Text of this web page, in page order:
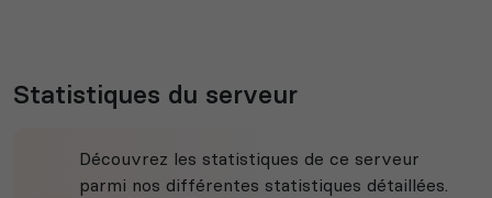
Statistiques du serveur
Découvrez les statistiques de ce serveur
parmi nos différentes statistiques détaillées.